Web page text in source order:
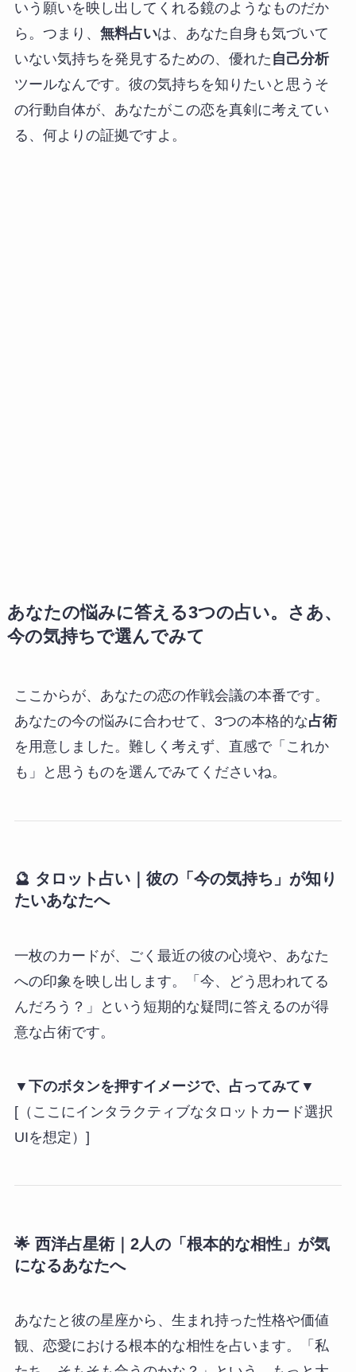
いう願いを映し出してくれる鏡のようなものだか
ら。つまり、 無料占いは、あなた自身も気づいて
いない気持ちを発見するための、優れた 自己分析
ツールなんです。彼の気持ちを知りたいと思うそ
の行動自体が、あなたがこの恋を真剣に考えてい
る、何よりの証拠ですよ。
あなたの悩みに答える3つの占い。さあ、
今の気持ちで選んでみて
ここからが、あなたの恋の作戦会議の本番です。
あなたの今の悩みに合わせて、3つの本格的な占術
を用意しました。難しく考えず、直感で「これか
も」と思うものを選んでみてくださいね。
🔮 タロット占い｜彼の「今の気持ち」が知り
たいあなたへ
一枚のカードが、ごく最近の彼の心境や、あなた
への印象を映し出します。「今、どう思われてる
んだろう？」という短期的な疑問に答えるのが得
意な占術です。
▼下のボタンを押すイメージで、占ってみて▼
[（ここにインタラクティブなタロットカード選択
UIを想定）]
🌟 西洋占星術｜2人の「根本的な相性」が気
になるあなたへ
あなたと彼の星座から、生まれ持った性格や価値
観、恋愛における根本的な相性を占います。「私